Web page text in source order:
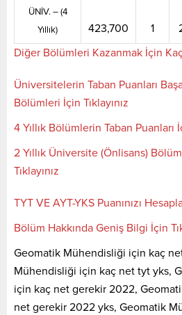
ÜNİV. – (4
Yıllık)
423,700 1
Diğer Bölümleri Kazanmak İçin
Üniversitelerin Taban Puanları
Bölümleri İçin Tıklayınız
4 Yıllık Bölümlerin Taban Puanları
2 Yıllık Üniversite (Önlisans)
Tıklayınız
TYT VE AYT-YKS Puanınızı
Bölüm Hakkında Geniş Bilgi İçin
Geomatik Mühendisliği için kaç
Mühendisliği için kaç net tyt yks,
için kaç net gerekir 2022,
net gerekir 2022 yks, Geomatik